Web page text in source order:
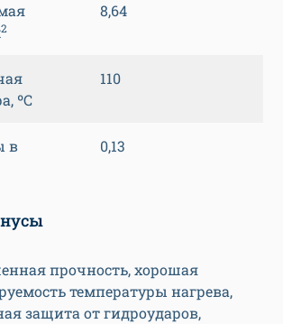
2
8,64
ºС
110
в
0,13
прочность, хорошая
температуры нагрева,
защита от гидроударов,